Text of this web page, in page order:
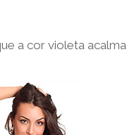
a cor violeta acalma